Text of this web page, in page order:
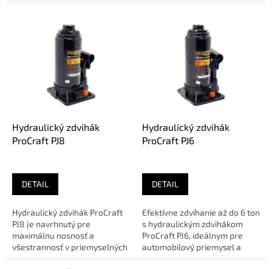
Hydraulický zdvihák
ProCraft PJ8
DETAIL
Hydraulický zdvihák ProCraft
PJ8 je navrhnutý pre
maximálnu nosnosť a
všestrannosť v priemyselných
aplikáciách. S nosnosťou až 8
Hydraulický zdvihák
ProCraft PJ6
DETAIL
Efektívne zdvíhanie až do 6 ton
s hydraulickým zdvihákom
ProCraft PJ6, ideálnym pre
automobilový priemysel a
stavebné aplikácie....